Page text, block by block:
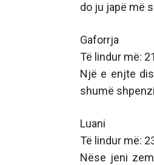
do ju japë më
Gaforrja
Të lindur më:
Një e enjte
shumë
Luani
Të lindur më:
Nëse jeni